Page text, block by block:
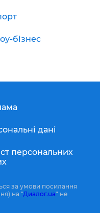
бізнес
дані
персональних
за умови посилання
на "Диалог.ua" не